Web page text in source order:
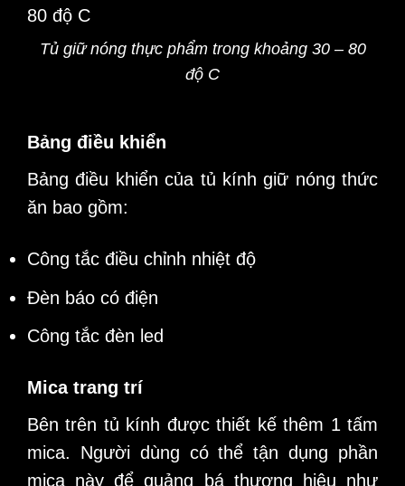
Tủ giữ nóng thực phẩm trong khoảng 30 – 80
độ C
Bảng điều khiển
Bảng điều khiển của tủ kính giữ nóng thức
ăn bao gồm:
Công tắc điều chỉnh nhiệt độ
Đèn báo có điện
Công tắc đèn led
Mica trang trí
Bên trên tủ kính được thiết kế thêm 1 tấm
mica. Người dùng có thể tận dụng phần
mica này để quảng bá thương hiệu như